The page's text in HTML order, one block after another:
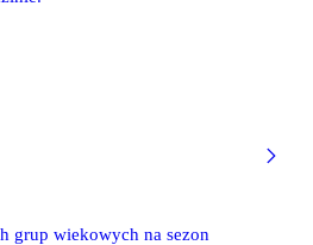
grup wiekowych na sezon